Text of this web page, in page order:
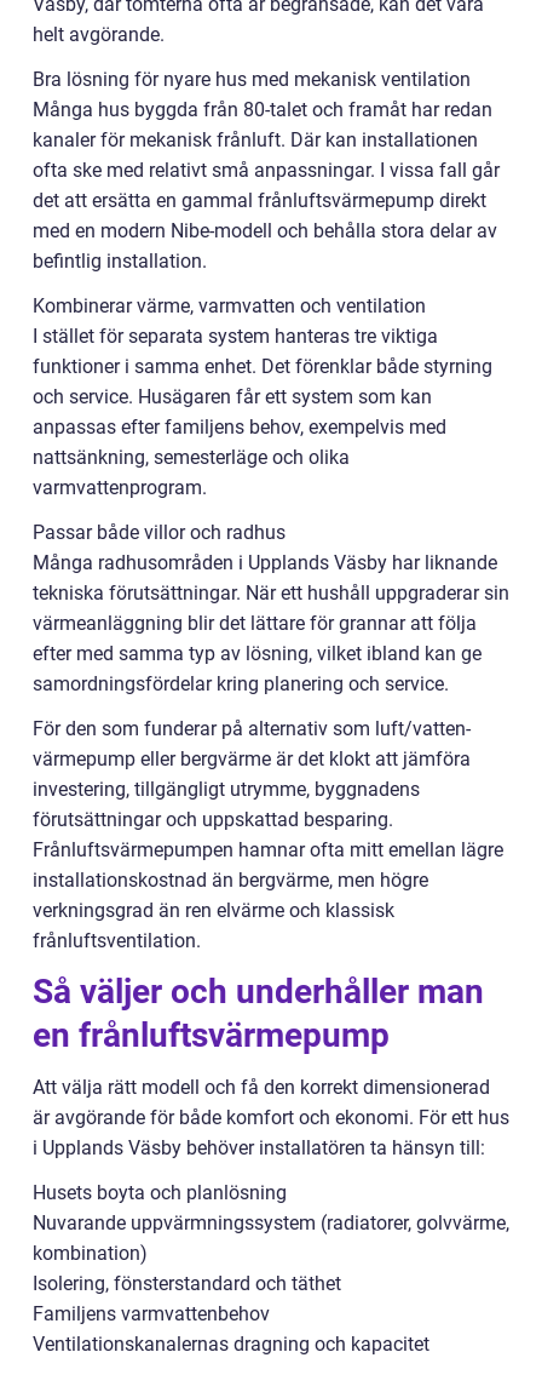
helt avgörande.
Bra lösning för nyare hus med mekanisk ventilation
Många hus byggda från 80-talet och framåt har redan
kanaler för mekanisk frånluft. Där kan installationen
ofta ske med relativt små anpassningar. I vissa fall går
det att ersätta en gammal frånluftsvärmepump direkt
med en modern Nibe-modell och behålla stora delar av
befintlig installation.
Kombinerar värme, varmvatten och ventilation
I stället för separata system hanteras tre viktiga
funktioner i samma enhet. Det förenklar både styrning
och service. Husägaren får ett system som kan
anpassas efter familjens behov, exempelvis med
nattsänkning, semesterläge och olika
varmvattenprogram.
Passar både villor och radhus
Många radhusområden i Upplands Väsby har liknande
tekniska förutsättningar. När ett hushåll uppgraderar sin
värmeanläggning blir det lättare för grannar att följa
efter med samma typ av lösning, vilket ibland kan ge
samordningsfördelar kring planering och service.
För den som funderar på alternativ som luft/vatten-
värmepump eller bergvärme är det klokt att jämföra
investering, tillgängligt utrymme, byggnadens
förutsättningar och uppskattad besparing.
Frånluftsvärmepumpen hamnar ofta mitt emellan lägre
installationskostnad än bergvärme, men högre
verkningsgrad än ren elvärme och klassisk
frånluftsventilation.
Så väljer och underhåller man
en frånluftsvärmepump
Att välja rätt modell och få den korrekt dimensionerad
är avgörande för både komfort och ekonomi. För ett hus
i Upplands Väsby behöver installatören ta hänsyn till:
Husets boyta och planlösning
Nuvarande uppvärmningssystem (radiatorer, golvvärme,
kombination)
Isolering, fönsterstandard och täthet
Familjens varmvattenbehov
Ventilationskanalernas dragning och kapacitet